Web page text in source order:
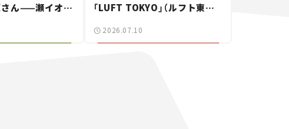
さん——瀬イオナ
＃20
「LUFT TOKYO」（ルフト東京）
ンの週末カーミーティング通信
#2
2026.07.10